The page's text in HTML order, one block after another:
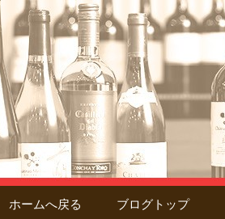
南越谷の
「廩」の
Just another サイト フ
コンテンツへ移動
ホームへ戻る ブログトップ